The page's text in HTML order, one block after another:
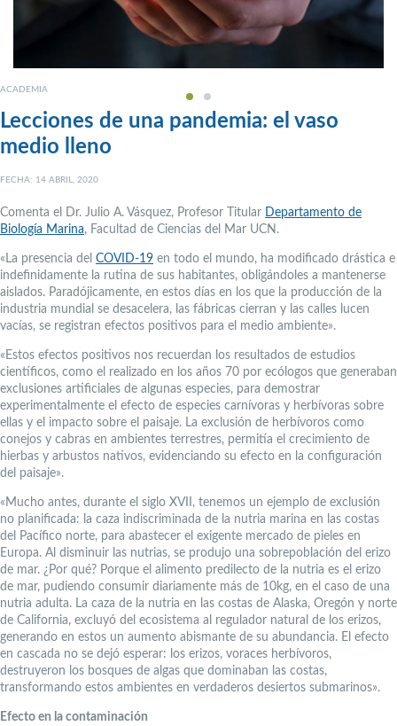
ACADEMIA
Lecciones de una pandemia: el vaso
medio lleno
FECHA: 14 ABRIL, 2020
Comenta el Dr. Julio A. Vásquez, Profesor Titular Departamento de
Biología Marina, Facultad de Ciencias del Mar UCN.
«La presencia del COVID-19 en todo el mundo, ha modificado drástica e
indefinidamente la rutina de sus habitantes, obligándoles a mantenerse
aislados. Paradójicamente, en estos días en los que la producción de la
industria mundial se desacelera, las fábricas cierran y las calles lucen
vacías, se registran efectos positivos para el medio ambiente».
«Estos efectos positivos nos recuerdan los resultados de estudios
científicos, como el realizado en los años 70 por ecólogos que generaban
exclusiones artificiales de algunas especies, para demostrar
experimentalmente el efecto de especies carnívoras y herbívoras sobre
ellas y el impacto sobre el paisaje. La exclusión de herbívoros como
conejos y cabras en ambientes terrestres, permitía el crecimiento de
hierbas y arbustos nativos, evidenciando su efecto en la configuración
del paisaje».
«Mucho antes, durante el siglo XVII, tenemos un ejemplo de exclusión
no planificada: la caza indiscriminada de la nutria marina en las costas
del Pacífico norte, para abastecer el exigente mercado de pieles en
Europa. Al disminuir las nutrias, se produjo una sobrepoblación del erizo
de mar. ¿Por qué? Porque el alimento predilecto de la nutria es el erizo
de mar, pudiendo consumir diariamente más de 10kg, en el caso de una
nutria adulta. La caza de la nutria en las costas de Alaska, Oregón y norte
de California, excluyó del ecosistema al regulador natural de los erizos,
generando en estos un aumento abismante de su abundancia. El efecto
en cascada no se dejó esperar: los erizos, voraces herbívoros,
destruyeron los bosques de algas que dominaban las costas,
transformando estos ambientes en verdaderos desiertos submarinos».
Efecto en la contaminación